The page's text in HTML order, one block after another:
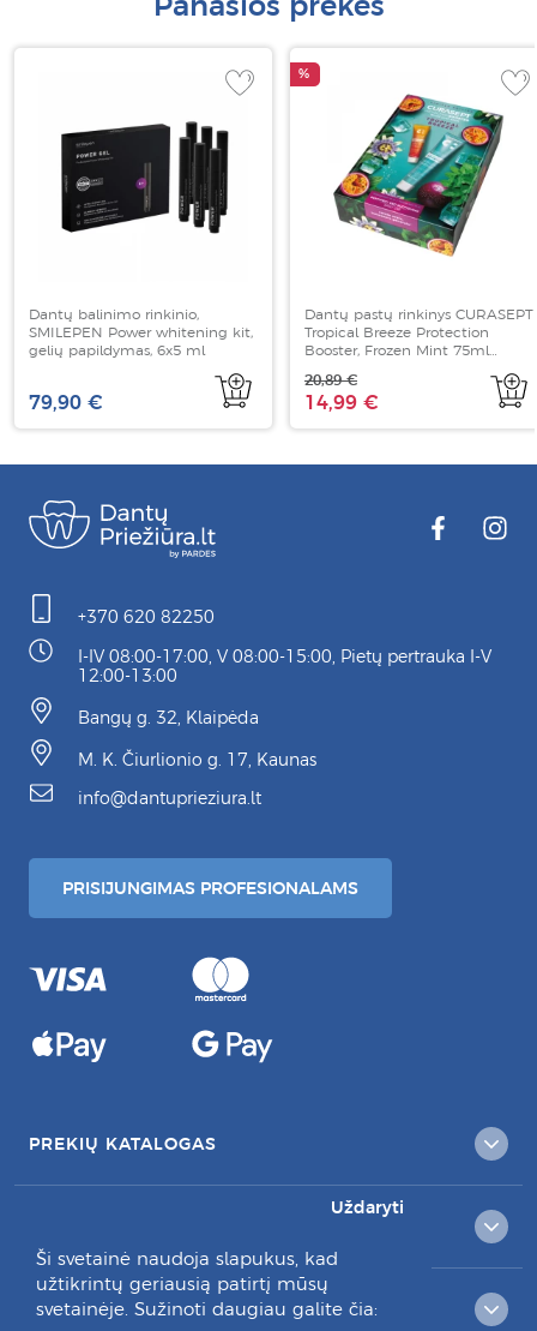
Ši svetainė naudoja slapukus, kad
užtikrintų geriausią patirtį mūsų
svetainėje. Sužinoti daugiau galite čia:
Uždaryti
Dantų balinimo rinkinio,
SMILEPEN Power whitening kit,
gelių papildymas, 6x5 ml
79,90 €
%
Dantų pastų rinkinys CURASEPT
Tropical Breeze Protection
Booster, Frozen Mint 75ml
14,99 €
20,89 €
+370 620 82250
I-IV 08:00-17:00, V 08:00-15:00, Pietų pertrauka I-V
12:00-13:00
Bangų g. 32, Klaipėda
M. K. Čiurlionio g. 17, Kaunas
info@dantuprieziura.lt
PRISIJUNGIMAS PROFESIONALAMS
PREKIŲ KATALOGAS
RAŠYKITE MUMS: